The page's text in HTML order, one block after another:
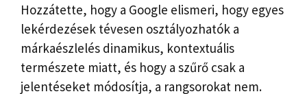
Hozzátette, hogy a Google elismeri, hogy egyes
lekérdezések tévesen osztályozhatók a
márkaészlelés dinamikus, kontextuális
természete miatt, és hogy a szűrő csak a
jelentéseket módosítja, a rangsorokat nem.